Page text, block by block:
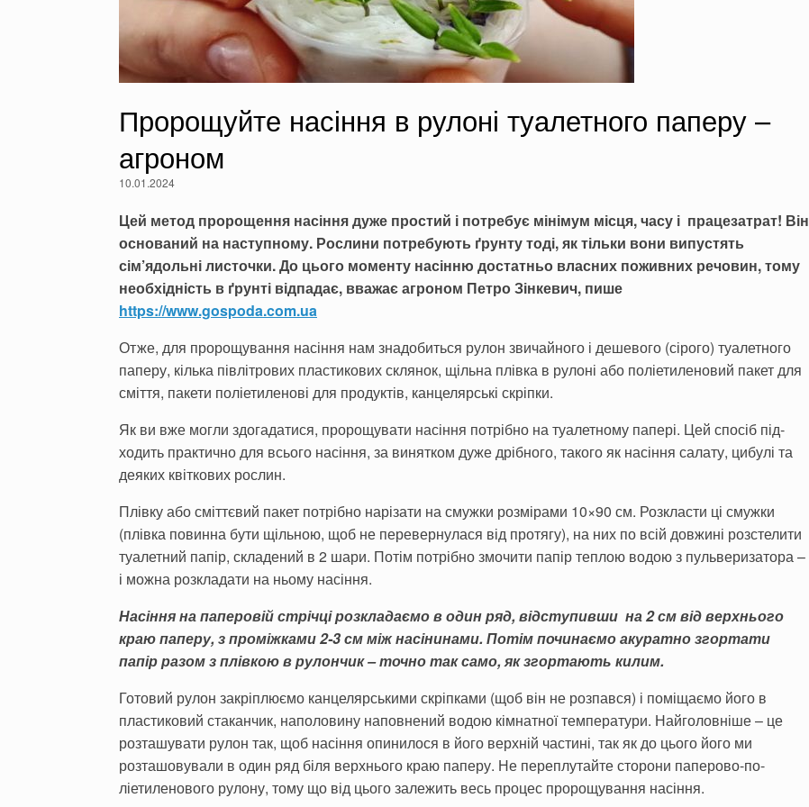
Пророщуйте насіння в рулоні туалетного паперу –
агроном
10.01.2024
Цей метод пророщення насіння дуже простий і потребує мінімум місця, часу і працезатрат! Він
оснований на наступному. Рослини потребують ґрунту тоді, як тільки вони випустять
сім’ядольні листочки. До цього моменту насінню достатньо власних поживних речовин, тому
необхідність в ґрунті відпадає, вважає агроном Петро Зінкевич, пише
https://www.gospoda.com.ua
Отже, для пророщування насіння нам знадобиться рулон звичайного і дешевого (сірого) туалетного
па­перу, кілька півлітрових пластикових склянок, щільна плівка в рулоні або поліетиленовий пакет для
сміття, пакети поліетиленові для продуктів, канцелярські скріпки.
Як ви вже могли здогадатися, пророщувати насіння потрібно на туалетному папері. Цей спосіб під­
ходить практично для всього насіння, за винятком дуже дрібного, такого як насіння салату, цибулі та
деяких квіткових рослин.
Плівку або сміттєвий пакет по­трібно нарізати на смужки розмірами 10×90 см. Розкласти ці смужки
(плівка повинна бути щільною, щоб не пере­вернулася від протягу), на них по всій довжині розстелити
туалетний папір, складений в 2 шари. Потім потрібно змочити папір теплою водою з пуль­веризатора –
і можна розкладати на ньому насіння.
Насіння на паперовій стрічці роз­кладаємо в один ряд, відступивши на 2 см від верхнього
краю паперу, з проміжками 2-3 см між насінинами. Потім починаємо акуратно згортати
папір разом з плівкою в рулончик – точно так само, як згортають килим.
Готовий рулон закріплюємо кан­целярськими скріпками (щоб він не розпався) і поміщаємо його в
пластиковий стаканчик, наполовину наповне­ний водою кімнатної температури. Найголовніше – це
розташувати рулон так, щоб насіння опинилося в його верхній частині, так як до цьо­го його ми
розташовували в один ряд біля верхнього краю паперу. Не переплутайте сторони паперово-по­
ліетиленового рулону, тому що від цього залежить весь процес про­рощування насіння.